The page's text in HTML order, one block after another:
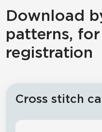
Download
patterns,
registration
Cross stitch